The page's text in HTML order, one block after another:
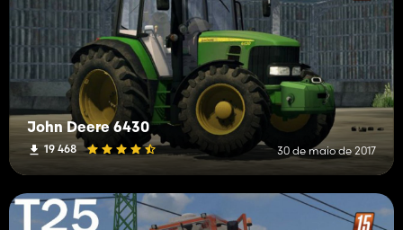
John Deere 6430
19 468 30 de maio de 2017